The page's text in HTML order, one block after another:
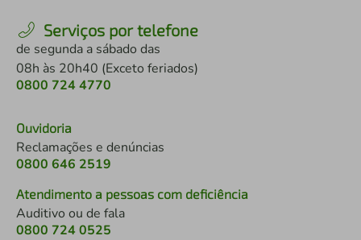
Serviços por telefone
de segunda a sábado das
08h às 20h40 (Exceto feriados)
0800 724 4770
Ouvidoria
Reclamações e denúncias
0800 646 2519
Atendimento a pessoas com deficiência
Auditivo ou de fala
0800 724 0525